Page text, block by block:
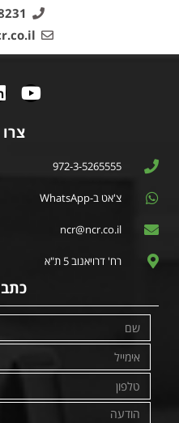
972-3-5265555
צ'אט ב-WhatsApp
ncr@ncr.co.il
רח' דרויאנוב 5 ת"א